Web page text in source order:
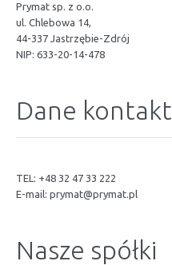
Prymat sp. z o.o.
ul. Chlebowa 14,
44-337 Jastrzębie-Zdrój
NIP: 633-20-14-478
Dane
TEL: +48 32 47 33 222
E-mail: prymat@prymat.pl
Nasze spółki